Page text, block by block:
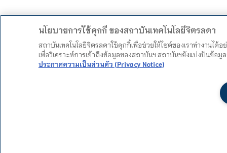
นโยบายการใช้คุกกี้ ของสถาบันเทคโนโลยีจิตรลดา
สถาบันเทคโนโลยีจิตรลดาใช้คุกกี้เพื่อช่วยให้ไซต์ของเราทำงานไ
เพื่อวิเคราะห์การเข้าถึงข้อมูลของสถาบันฯ สถาบันฯยังแบ่งปันข้อ
ประกาศความเป็นส่วนตัว (Privacy Notice)